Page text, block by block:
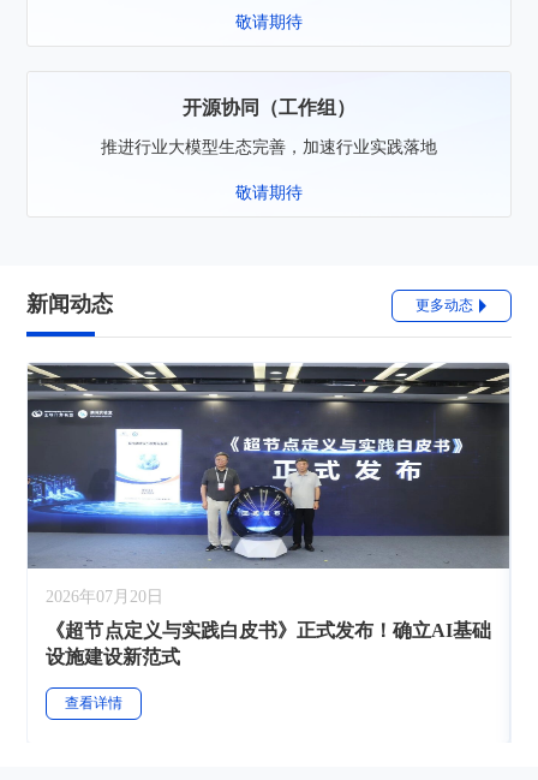
敬请期待
开源协同（工作组）
推进行业大模型生态完善，加速行业实践落地
敬请期待
更多动态
新闻动态
2026年07月20日
《超节点定义与实践白皮书》正式发布！确立AI基础
设施建设新范式
查看详情